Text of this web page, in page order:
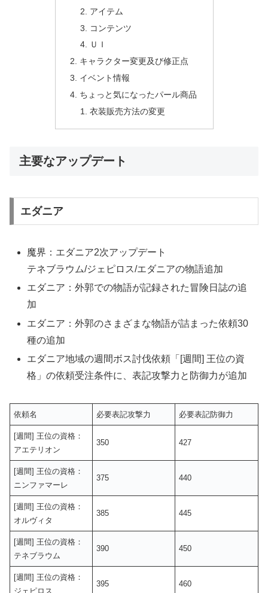
アイテム
コンテンツ
ＵＩ
キャラクター変更及び修正点
イベント情報
ちょっと気になったパール商品
衣装販売方法の変更
主要なアップデート
エダニア
魔界：エダニア2次アップデート
テネブラウム/ジェピロス/エダニアの物語追加
エダニア：外郭での物語が記録された冒険日誌の追
加
エダニア：外郭のさまざまな物語が詰まった依頼30
種の追加
エダニア地域の週間ボス討伐依頼「[週間] 王位の資
格」の依頼受注条件に、表記攻撃力と防御力が追加
依頼名 必要表記攻撃力 必要表記防御力
[週間] 王位の資格：
アエテリオン
350 427
[週間] 王位の資格：
ニンファマーレ
375 440
[週間] 王位の資格：
オルヴィタ
385 445
[週間] 王位の資格：
テネブラウム
390 450
[週間] 王位の資格：
ジェピロス
395 460